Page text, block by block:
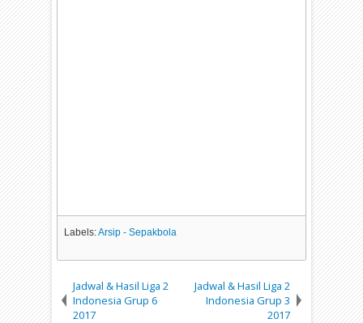
Labels:Arsip - Sepakbola
Jadwal & Hasil Liga 2
Indonesia Grup 6
2017
Jadwal & Hasil Liga 2
Indonesia Grup 3
2017